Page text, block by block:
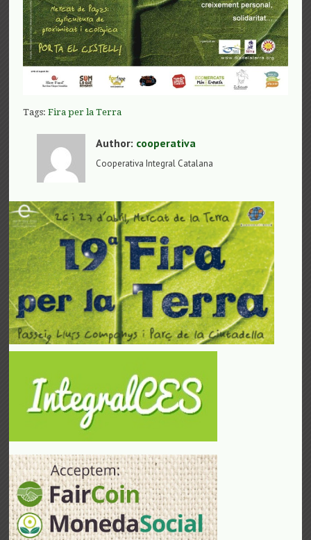
Tags:Fira per la Terra
Author: cooperativa
Cooperativa Integral Catalana